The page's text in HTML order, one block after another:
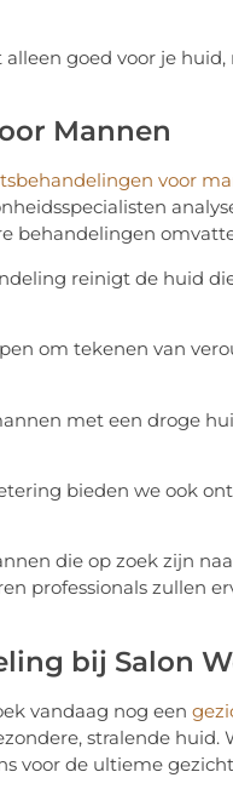
goed voor je huid,
Mannen
voor
behandelingen
reinigt de huid
om tekenen van
met een droge
bieden we ook
die op zoek zijn
professionals zullen
bij Salon
vandaag nog een
stralende
voor de ultieme